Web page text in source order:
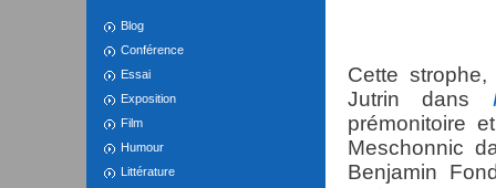
Blog
Conférence
Essai
Exposition
Film
Humour
Littérature
Cette
Jutrin dans
prémonitoire
Meschonnic
Benjamin